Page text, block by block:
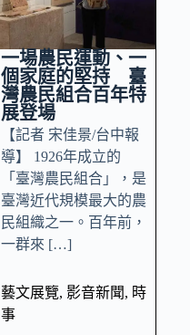
一場農民運動、一
個家庭的堅持 臺
灣農民組合百年特
展登場
【記者 宋佳景/台中報
導】 1926年成立的
「臺灣農民組合」，是
臺灣近代規模最大的農
民組織之一。百年前，
一群來 […]
藝文展覽, 影音新聞, 時
事